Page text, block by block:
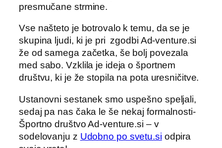
presmučane strmine.
Vse našteto je botrovalo k temu, da se je
skupina ljudi, ki je pri zgodbi Ad-venture.si
že od samega začetka, še bolj povezala
med sabo. Vzklila je ideja o športnem
društvu, ki je že stopila na pota uresničitve.
Ustanovni sestanek smo uspešno speljali,
sedaj pa nas čaka le še nekaj formalnosti-
Športno društvo Ad-venture.si – v
sodelovanju z Udobno po svetu.si odpira